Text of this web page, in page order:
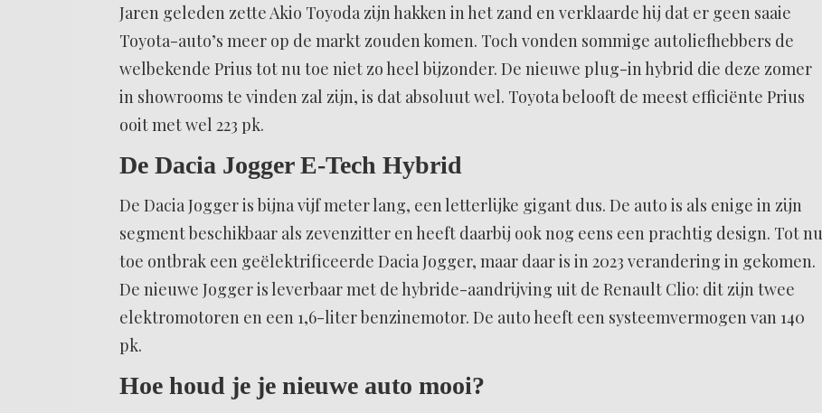
Jaren geleden zette Akio Toyoda zijn hakken in het zand en verklaarde hij dat er geen saaie
Toyota-auto’s meer op de markt zouden komen. Toch vonden sommige autoliefhebbers de
welbekende Prius tot nu toe niet zo heel bijzonder. De nieuwe plug-in hybrid die deze zomer
in showrooms te vinden zal zijn, is dat absoluut wel. Toyota belooft de meest efficiënte Prius
ooit met wel 223 pk.
De Dacia Jogger E-Tech Hybrid
De Dacia Jogger is bijna vijf meter lang, een letterlijke gigant dus. De auto is als enige in zijn
segment beschikbaar als zevenzitter en heeft daarbij ook nog eens een prachtig design. Tot nu
toe ontbrak een geëlektrificeerde Dacia Jogger, maar daar is in 2023 verandering in gekomen.
De nieuwe Jogger is leverbaar met de hybride-aandrijving uit de Renault Clio: dit zijn twee
elektromotoren en een 1,6-liter benzinemotor. De auto heeft een systeemvermogen van 140
pk.
Hoe houd je je nieuwe auto mooi?